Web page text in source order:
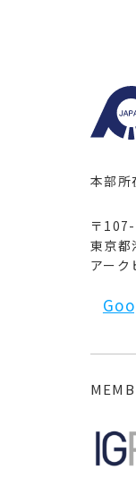
本部所
〒
東京
アーク